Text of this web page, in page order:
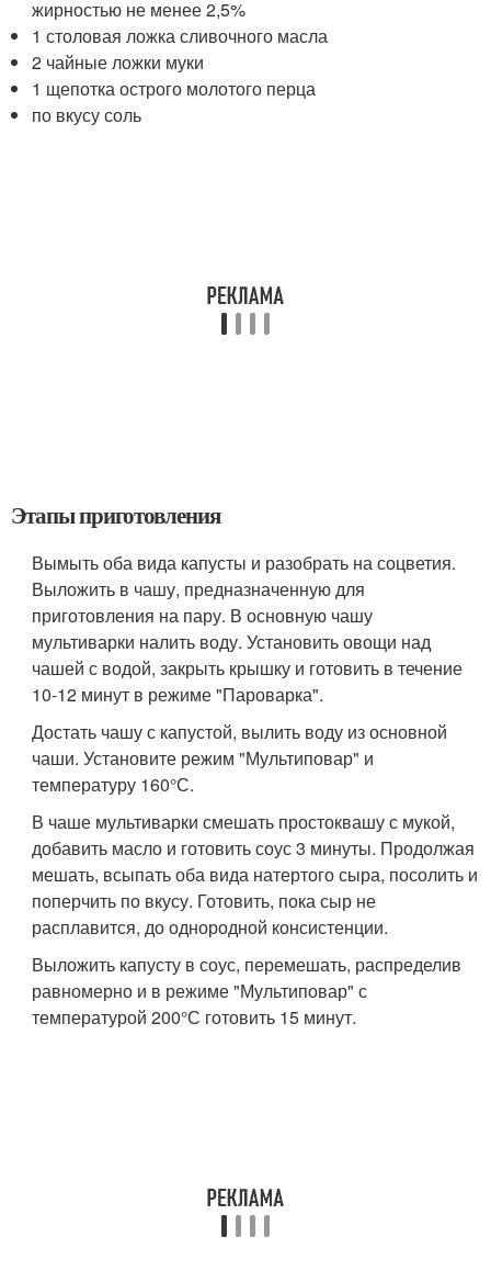
жирностью не менее 2,5%
1 столовая ложка сливочного масла
2 чайные ложки муки
1 щепотка острого молотого перца
по вкусу соль
Этапы приготовления
Вымыть оба вида капусты и разобрать на соцветия.
Выложить в чашу, предназначенную для
приготовления на пару. В основную чашу
мультиварки налить воду. Установить овощи над
чашей с водой, закрыть крышку и готовить в течение
10-12 минут в режиме "Пароварка".
Достать чашу с капустой, вылить воду из основной
чаши. Установите режим "Мультиповар" и
температуру 160°С.
В чаше мультиварки смешать простоквашу с мукой,
добавить масло и готовить соус 3 минуты. Продолжая
мешать, всыпать оба вида натертого сыра, посолить и
поперчить по вкусу. Готовить, пока сыр не
расплавится, до однородной консистенции.
Выложить капусту в соус, перемешать, распределив
равномерно и в режиме "Мультиповар" с
температурой 200°С готовить 15 минут.